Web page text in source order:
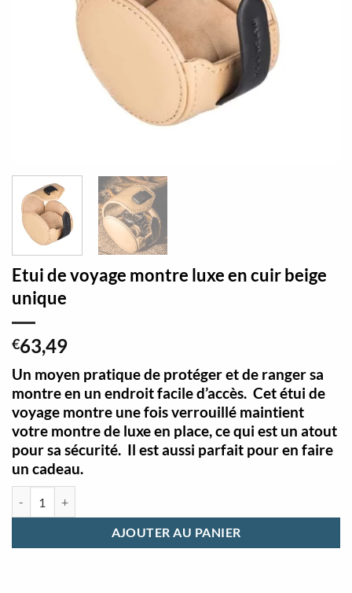
Etui de voyage montre luxe en cuir beige
unique
€63,49
Un moyen pratique de protéger et de ranger sa
montre en un endroit facile d’accès. Cet étui de
voyage montre une fois verrouillé maintient
votre montre de luxe en place, ce qui est un atout
pour sa sécurité. Il est aussi parfait pour en faire
un cadeau.
AJOUTER AU PANIER